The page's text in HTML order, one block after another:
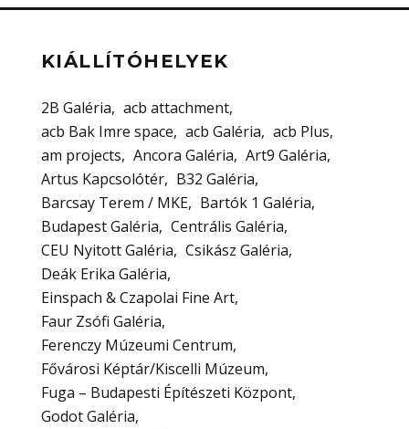
KIÁLLÍTÓHELYEK
2B Galéria
acb attachment
acb Bak Imre space
acb Galéria
acb Plus
am projects
Ancora Galéria
Art9 Galéria
Artus Kapcsolótér
B32 Galéria
Barcsay Terem / MKE
Bartók 1 Galéria
Budapest Galéria
Centrális Galéria
CEU Nyitott Galéria
Csikász Galéria
Deák Erika Galéria
Einspach & Czapolai Fine Art
Faur Zsófi Galéria
Ferenczy Múzeumi Centrum
Fővárosi Képtár/Kiscelli Múzeum
Fuga – Budapesti Építészeti Központ
Godot Galéria